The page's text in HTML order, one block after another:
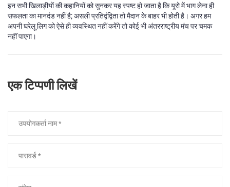
इन सभी खिलाड़ीयों की कहानियों को सुनकर यह स्पष्ट हो जाता है कि यूरो में भाग लेना ही
सफलता का मानदंड नहीं है; असली प्रतिद्वंद्विता तो मैदान के बाहर भी होती है। अगर हम
अपनी घरेलू लिग को ऐसे ही व्यवस्थित नहीं करेंगे तो कोई भी अंतरराष्ट्रीय मंच पर चमक
नहीं पाएगा।
एक टिप्पणी लिखें